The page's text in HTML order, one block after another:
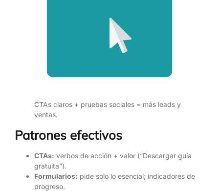
CTAs claros + pruebas sociales = más leads y
ventas.
Patrones efectivos
CTAs: verbos de acción + valor (“Descargar guía
gratuita”).
Formularios: pide solo lo esencial; indicadores de
progreso.